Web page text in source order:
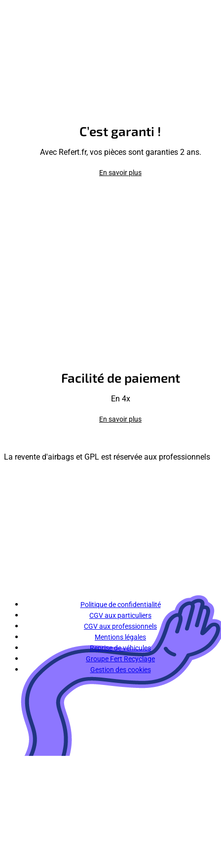
C’est garanti !
Avec Refert.fr, vos pièces sont garanties 2 ans.
En savoir plus
Facilité de paiement
En 4x
En savoir plus
La revente d'airbags et GPL est réservée aux professionnels
Politique de confidentialité
CGV aux particuliers
CGV aux professionnels
Mentions légales
Reprise de véhicules
Groupe Fert Recyclage
Gestion des cookies